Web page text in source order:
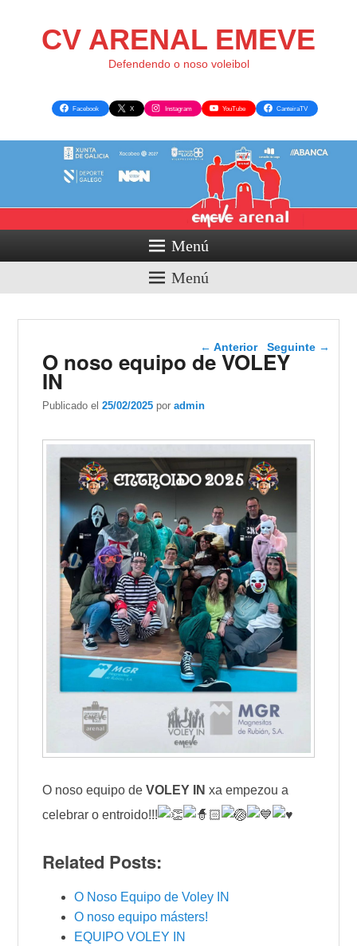
CV ARENAL EMEVE
Defendendo o noso voleibol
Facebook X Instagram YouTube CanteiraTV
Menú
Menú
Navegador de artigos
← Anterior Seguinte →
O noso equipo de VOLEY
IN
Publicado el25/02/2025 poradmin
O noso equipo deVOLEY IN xa empezou a
celebrar o entroido!!!
Related Posts:
O Noso Equipo de Voley IN
O noso equipo másters!
EQUIPO VOLEY IN